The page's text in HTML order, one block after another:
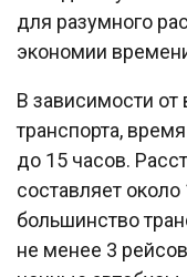
для разумного
экономии
В зависимости от
транспорта,
до 15 часов.
составляет
большинство
не менее 3